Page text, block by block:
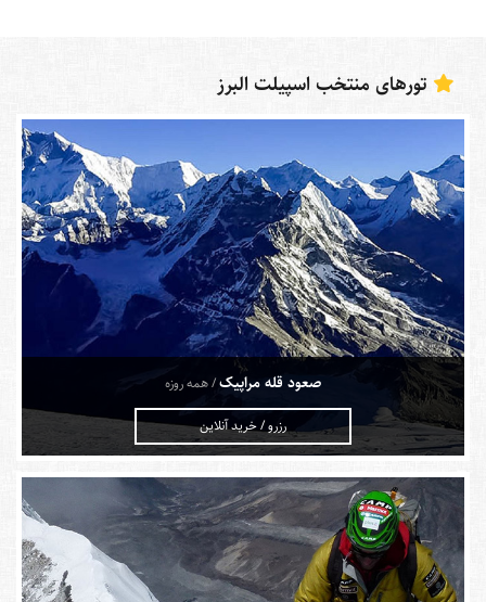
تورهای منتخب اسپیلت البرز
صعود قله مراپیک/ همه روزه
رزرو / خرید آنلاین